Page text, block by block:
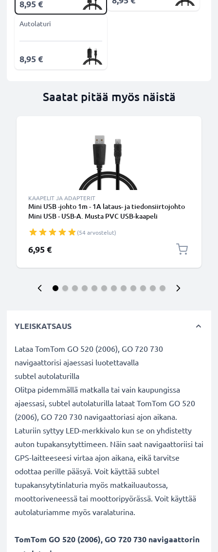
8,95 €
Autolaturi
8,95 €
Saatat pitää myös näistä
KAAPELIT JA ADAPTERIT
Mini USB -johto 1m - 1A lataus- ja tiedonsiirtojohto
Mini USB - USB-A. Musta PVC USB-kaapeli
(54 arvostelut)
6,95 €
YLEISKATSAUS
Lataa TomTom GO 520 (2006), GO 720 730
navigaattorisi ajaessasi luotettavalla
subtel autolaturilla
Olitpa pidemmällä matkalla tai vain kaupungissa
ajaessasi, subtel autolaturilla lataat TomTom GO 520
(2006), GO 720 730 navigaattoriasi ajon aikana.
Laturiin syttyy LED-merkkivalo kun se on yhdistetty
auton tupakansytyttimeen. Näin saat navigaattoriisi tai
GPS-laitteeseesi virtaa ajon aikana, eikä tarvitse
odottaa perille pääsyä. Voit käyttää subtel
tupakansytytinlaturia myös matkailuautossa,
moottoriveneessä tai moottoripyörässä. Voit käyttää
autolaturiamme myös varalaturina.
TomTom GO 520 (2006), GO 720 730 navigaattorin